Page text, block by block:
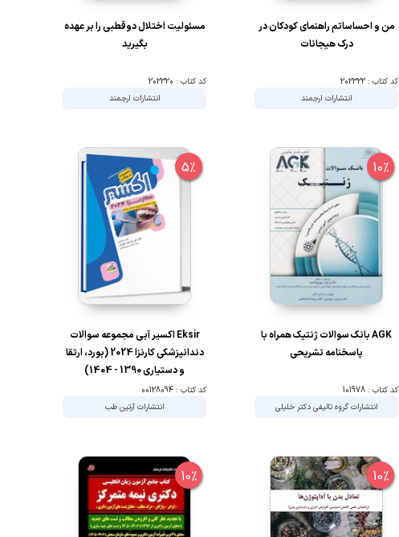
من و احساساتم راهنمای کودکان در
درک هیجانات
کد کتاب : 202322
انتشارات ارجمند
مسئولیت اختلال دوقطبی را بر عهده
بگیرید
کد کتاب : 202320
انتشارات ارجمند
10%
AGK بانک سوالات ژنتیک همراه با
پاسخنامه تشریحی
کد کتاب : 101978
انتشارات گروه تالیفی دکتر خلیلی
5%
Eksir اکسیر آبی مجموعه سوالات
دندانپزشکی کارنزا 2024 (بورد، ارتقا
و دستیاری 1390 - 1404)
کد کتاب : 00128094
انتشارات آرتین طب
10%
10%